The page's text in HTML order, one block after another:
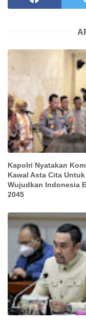
Kapolri Nyatakan
Kawal Asta Cita Untuk
Wujudkan Indonesia
2045